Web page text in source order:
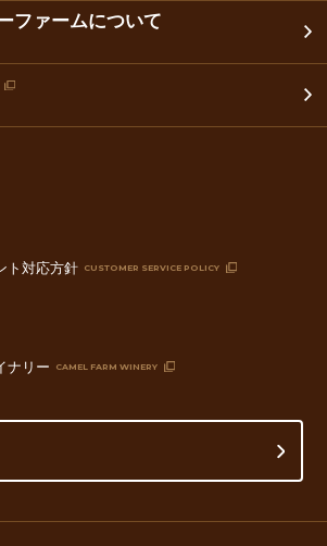
ファームについて
ト対応方針 CUSTOMER SERVICE POLICY
ナリー CAMEL FARM WINERY